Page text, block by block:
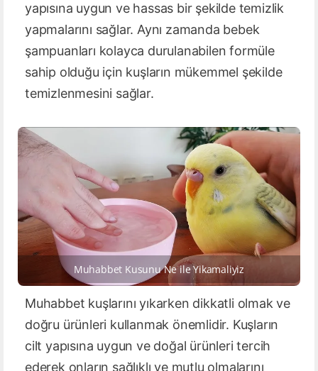
yapısına uygun ve hassas bir şekilde temizlik
yapmalarını sağlar. Aynı zamanda bebek
şampuanları kolayca durulanabilen formüle
sahip olduğu için kuşların mükemmel şekilde
temizlenmesini sağlar.
Muhabbet Kusunu Ne ile Yikamaliyiz
Muhabbet kuşlarını yıkarken dikkatli olmak ve
doğru ürünleri kullanmak önemlidir. Kuşların
cilt yapısına uygun ve doğal ürünleri tercih
ederek onların sağlıklı ve mutlu olmalarını